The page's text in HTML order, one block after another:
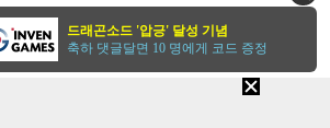
드래곤소드 '압긍' 달성 기념
축하 댓글달면 10 명에게 코드 증정